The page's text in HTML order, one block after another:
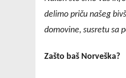
delimo priču našeg
domovine, susretu sa
Zašto baš Norveška?